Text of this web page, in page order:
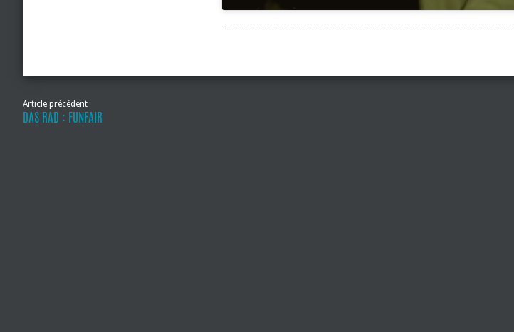
Article précédent
DAS RAD : FUNFAIR